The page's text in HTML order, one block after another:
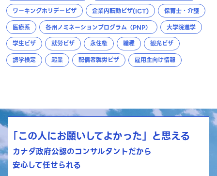
ワーキングホリデービザ
企業内転勤ビザ(ICT)
保育士・介護
医療系
各州ノミネーションプログラム（PNP）
大学院進学
学生ビザ
就労ビザ 永住権 職種
観光ビザ
語学検定
起業 配偶者就労ビザ 雇用主向け情報
「この人にお願いしてよかった」と思える
カナダ政府公認のコンサルタントだから
安心して任せられる